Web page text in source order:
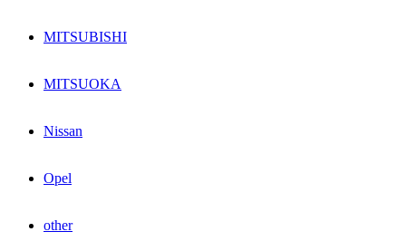
MITSUBISHI
MITSUOKA
Nissan
Opel
other